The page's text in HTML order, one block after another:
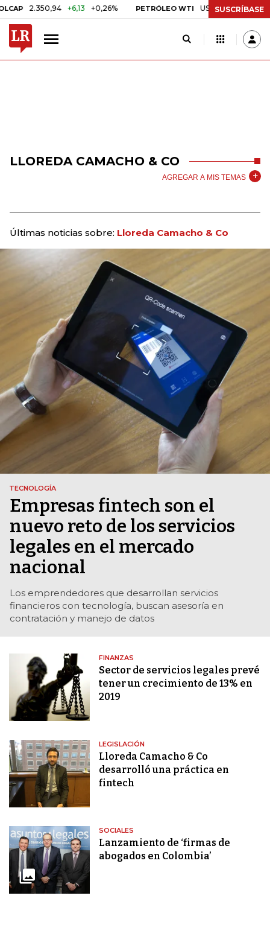
2.350,94 +6,13 +0,26% PETRÓLEO WTI US$ 78,01 US$ 2,92
SUSCRÍBASE
LLOREDA CAMACHO & CO
AGREGAR A MIS TEMAS
Últimas noticias sobre: Lloreda Camacho & Co
TECNOLOGÍA
Empresas fintech son el
nuevo reto de los servicios
legales en el mercado
nacional
Los emprendedores que desarrollan servicios
financieros con tecnología, buscan asesoría en
contratación y manejo de datos
FINANZAS
Sector de servicios legales prevé
tener un crecimiento de 13% en
2019
LEGISLACIÓN
Lloreda Camacho & Co
desarrolló una práctica en
fintech
SOCIALES
Lanzamiento de ‘firmas de
abogados en Colombia’